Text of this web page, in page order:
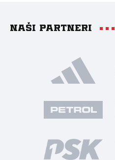
Naši partneri